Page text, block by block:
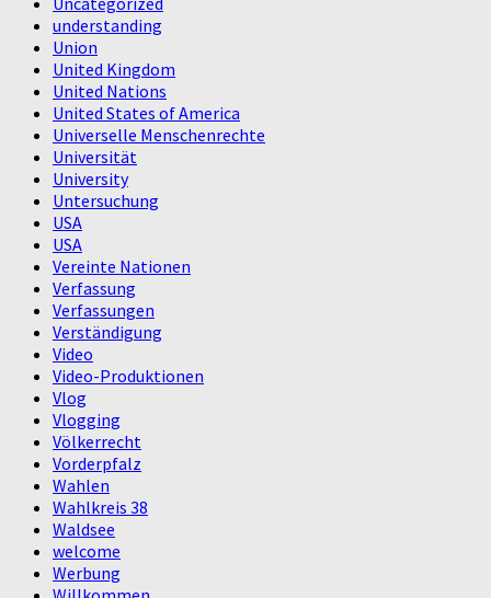
understanding
Union
United Kingdom
United Nations
United States of America
Universelle Menschenrechte
Universität
University
Untersuchung
USA
USA
Vereinte Nationen
Verfassung
Verfassungen
Verständigung
Video
Video-Produktionen
Vlog
Vlogging
Völkerrecht
Vorderpfalz
Wahlen
Wahlkreis 38
Waldsee
welcome
Werbung